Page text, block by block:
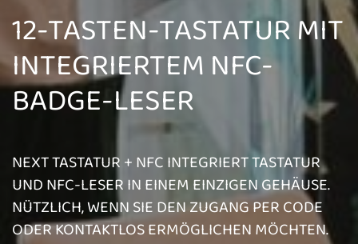
12-TASTEN-TASTATUR MIT
INTEGRIERTEM NFC-
BADGE-LESER
NEXT TASTATUR + NFC INTEGRIERT TASTATUR
UND NFC-LESER IN EINEM EINZIGEN GEHÄUSE.
NÜTZLICH, WENN SIE DEN ZUGANG PER CODE
ODER KONTAKTLOS ERMÖGLICHEN MÖCHTEN.